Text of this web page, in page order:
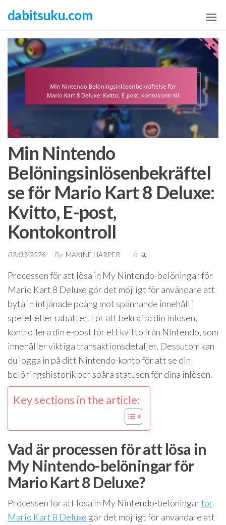
content
dabitsuku.com
Min Nintendo
Belöningsinlösenbekräftel
se för Mario Kart 8 Deluxe:
Kvitto, E-post,
Kontokontroll
02/03/2026 By MAXINE HARPER 0
Processen för att lösa in My Nintendo-belöningar för
Mario Kart 8 Deluxe gör det möjligt för användare att
byta in intjänade poäng mot spännande innehåll i
spelet eller rabatter. För att bekräfta din inlösen,
kontrollera din e-post för ett kvitto från Nintendo, som
innehåller viktiga transaktionsdetaljer. Dessutom kan
du logga in på ditt Nintendo-konto för att se din
belöningshistorik och spåra statusen för dina inlösen.
Key sections in the article:
Vad är processen för att lösa in
My Nintendo-belöningar för
Mario Kart 8 Deluxe?
Processen för att lösa in My Nintendo-belöningarför
Mario Kart 8 Deluxe gör det möjligt för användare att